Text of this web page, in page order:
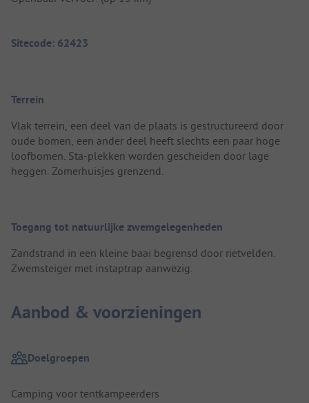
Sitecode: 62423
Terrein
Vlak terrein, een deel van de plaats is gestructureerd door
oude bomen, een ander deel heeft slechts een paar hoge
loofbomen. Sta-plekken worden gescheiden door lage
heggen. Zomerhuisjes grenzend.
Toegang tot natuurlijke zwemgelegenheden
Zandstrand in een kleine baai begrensd door rietvelden.
Zwemsteiger met instaptrap aanwezig.
Aanbod & voorzieningen
Doelgroepen
Camping voor tentkampeerders